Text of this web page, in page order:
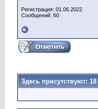
Регистрация: 01.06.2022
Сообщений: 60
Здесь присутствуют: 18